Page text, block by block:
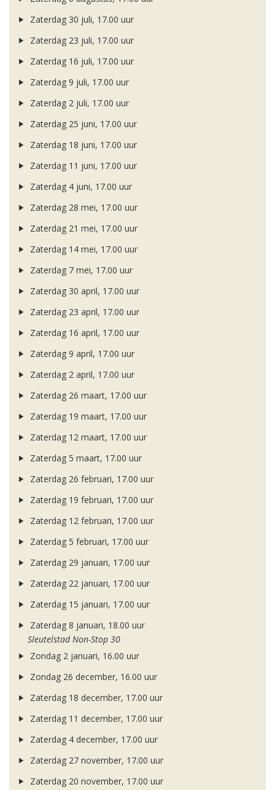
Zaterdag 30 juli, 17.00 uur
Zaterdag 23 juli, 17.00 uur
Zaterdag 16 juli, 17.00 uur
Zaterdag 9 juli, 17.00 uur
Zaterdag 2 juli, 17.00 uur
Zaterdag 25 juni, 17.00 uur
Zaterdag 18 juni, 17.00 uur
Zaterdag 11 juni, 17.00 uur
Zaterdag 4 juni, 17.00 uur
Zaterdag 28 mei, 17.00 uur
Zaterdag 21 mei, 17.00 uur
Zaterdag 14 mei, 17.00 uur
Zaterdag 7 mei, 17.00 uur
Zaterdag 30 april, 17.00 uur
Zaterdag 23 april, 17.00 uur
Zaterdag 16 april, 17.00 uur
Zaterdag 9 april, 17.00 uur
Zaterdag 2 april, 17.00 uur
Zaterdag 26 maart, 17.00 uur
Zaterdag 19 maart, 17.00 uur
Zaterdag 12 maart, 17.00 uur
Zaterdag 5 maart, 17.00 uur
Zaterdag 26 februari, 17.00 uur
Zaterdag 19 februari, 17.00 uur
Zaterdag 12 februari, 17.00 uur
Zaterdag 5 februari, 17.00 uur
Zaterdag 29 januari, 17.00 uur
Zaterdag 22 januari, 17.00 uur
Zaterdag 15 januari, 17.00 uur
Zaterdag 8 januari, 18.00 uur
Sleutelstad Non-Stop 30
Zondag 2 januari, 16.00 uur
Zondag 26 december, 16.00 uur
Zaterdag 18 december, 17.00 uur
Zaterdag 11 december, 17.00 uur
Zaterdag 4 december, 17.00 uur
Zaterdag 27 november, 17.00 uur
Zaterdag 20 november, 17.00 uur